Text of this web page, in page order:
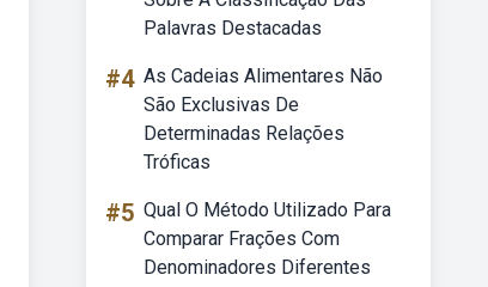
Palavras Destacadas
#4 As Cadeias Alimentares Não
São Exclusivas De
Determinadas Relações
Tróficas
#5 Qual O Método Utilizado Para
Comparar Frações Com
Denominadores Diferentes